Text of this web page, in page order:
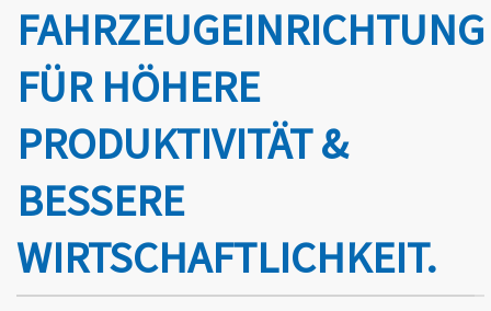
FAHRZEUGEINRICHTUNG
FÜR HÖHERE
PRODUKTIVITÄT &
BESSERE
WIRTSCHAFTLICHKEIT.